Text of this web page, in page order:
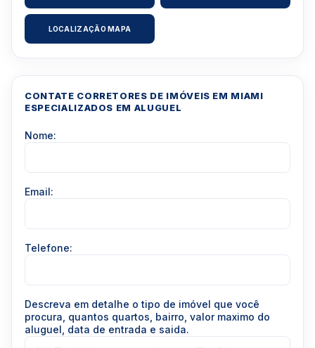
LOCALIZAÇÃO MAPA
CONTATE CORRETORES DE IMÓVEIS EM MIAMI
ESPECIALIZADOS EM ALUGUEL
Nome:
Email:
Telefone:
Descreva em detalhe o tipo de imóvel que você
procura, quantos quartos, bairro, valor maximo do
aluguel, data de entrada e saida.